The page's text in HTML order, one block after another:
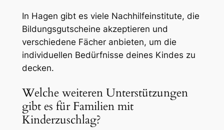
In Hagen gibt es viele Nachhilfeinstitute, die
Bildungsgutscheine akzeptieren und
verschiedene Fächer anbieten, um die
individuellen Bedürfnisse deines Kindes zu
decken.
Welche weiteren Unterstützungen
gibt es für Familien mit
Kinderzuschlag?